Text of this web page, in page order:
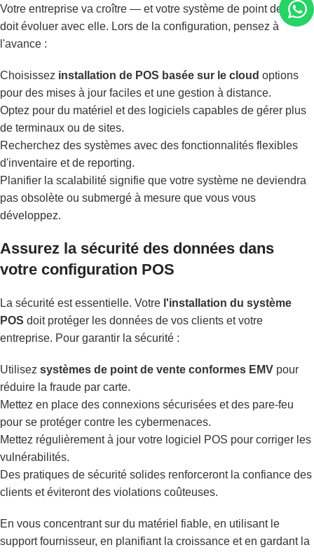
Votre entreprise va croître — et votre système de point de vente
doit évoluer avec elle. Lors de la configuration, pensez à
l'avance :
Choisissez installation de POS basée sur le cloud options
pour des mises à jour faciles et une gestion à distance.
Optez pour du matériel et des logiciels capables de gérer plus
de terminaux ou de sites.
Recherchez des systèmes avec des fonctionnalités flexibles
d'inventaire et de reporting.
Planifier la scalabilité signifie que votre système ne deviendra
pas obsolète ou submergé à mesure que vous vous
développez.
Assurez la sécurité des données dans
votre configuration POS
La sécurité est essentielle. Votre l'installation du système
POS doit protéger les données de vos clients et votre
entreprise. Pour garantir la sécurité :
Utilisez systèmes de point de vente conformes EMV pour
réduire la fraude par carte.
Mettez en place des connexions sécurisées et des pare-feu
pour se protéger contre les cybermenaces.
Mettez régulièrement à jour votre logiciel POS pour corriger les
vulnérabilités.
Des pratiques de sécurité solides renforceront la confiance des
clients et éviteront des violations coûteuses.
En vous concentrant sur du matériel fiable, en utilisant le
support fournisseur, en planifiant la croissance et en gardant la